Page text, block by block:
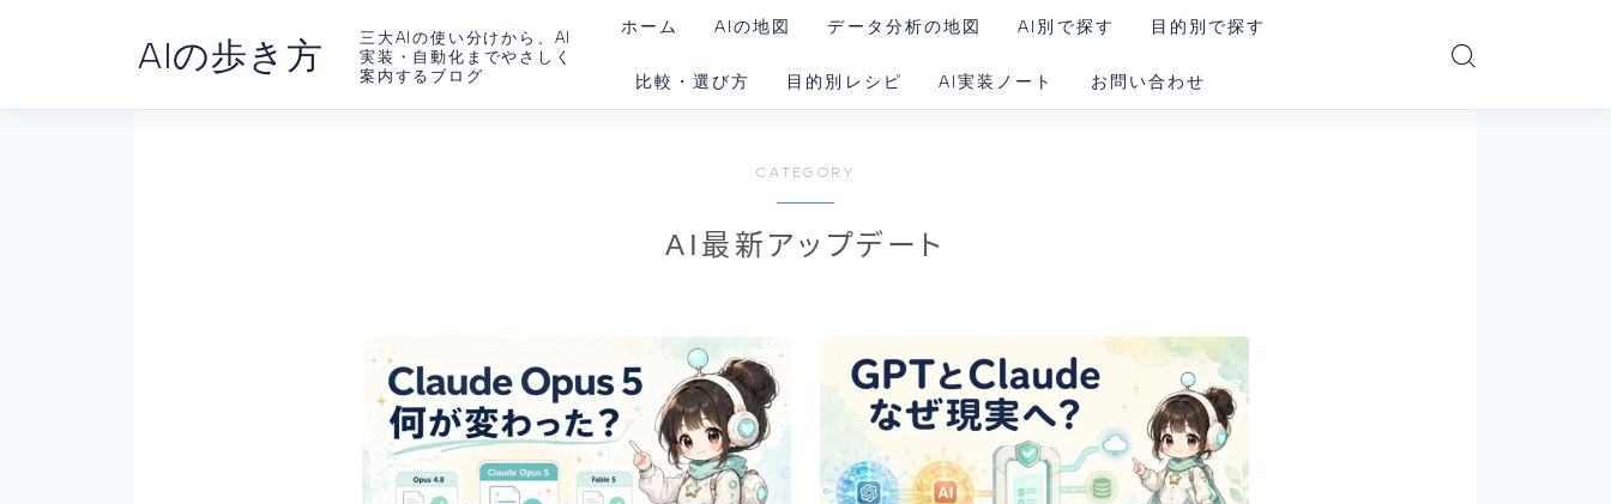
AIの歩き方
三大AIの使い分けから、AI
実装・自動化までやさしく
案内するブログ
ホーム AIの地図 データ分析の地図 AI別で探す
ChatGPT
NotebookLM
Perplexity
目的別で探す
読む・要約AI
検索・リサーチAI
資料・図解AI
業務自動化AI
その他の汎用AI
比較・選び方 目的別レシピ AI実装ノート お問い合わせ
CATEGORY
AI最新アップデート